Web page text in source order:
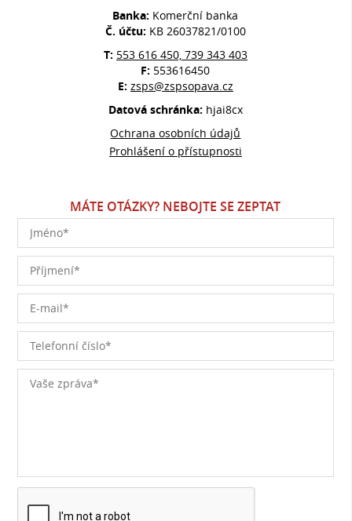
Banka: Komerční banka
Č. účtu: KB 26037821/0100
T: 553 616 450, 739 343 403
F: 553616450
E: zsps@zspsopava.cz
Datová schránka: hjai8cx
Ochrana osobních údajů
Prohlášení o přístupnosti
MÁTE OTÁZKY? NEBOJTE SE ZEPTAT